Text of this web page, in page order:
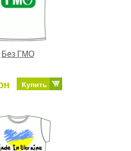
Без ГМО
Купить